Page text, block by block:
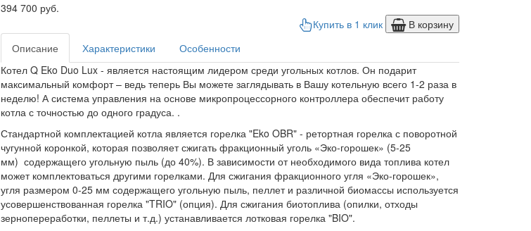
394 700 руб.
Купить в 1 клик
В корзину
Описание
Характеристики
Особенности
Котел Q Eko Duo Lux - является настоящим лидером среди угольных котлов. Он подарит
максимальный комфорт – ведь теперь Вы можете заглядывать в Вашу котельную всего 1-2 раза в
неделю! А система управления на основе микропроцессорного контроллера обеспечит работу
котла с точностью до одного градуса. .
Стандартной комплектацией котла является горелка "Eko OBR" - ретортная горелка с поворотной
чугунной коронкой, которая позволяет сжигать фракционный уголь «Эко-горошек» (5-25
мм) содержащего угольную пыль (до 40%). В зависимости от необходимого вида топлива котел
может комплектоваться другими горелками. Для сжигания фракционного угля «Эко-горошек»,
угля размером 0-25 мм содержащего угольную пыль, пеллет и различной биомассы используется
усовершенствованная горелка "TRIO" (опция). Для сжигания биотоплива (опилки, отходы
зернопереработки, пеллеты и т.д.) устанавливается лотковая горелка "BIO".